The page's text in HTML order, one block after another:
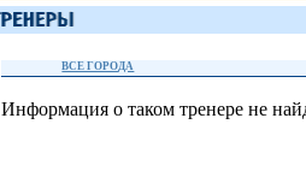
ВСЕ ГОРОДА
Информация о таком тренере не